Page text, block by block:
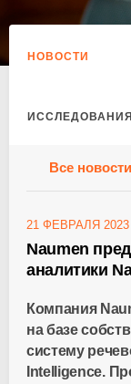
НОВОСТИ
ИССЛЕДОВАНИЯ
Все новости
21 ФЕВРАЛЯ 2023
Naumen
аналитики
Компания
на базе
систему
Intelligence.